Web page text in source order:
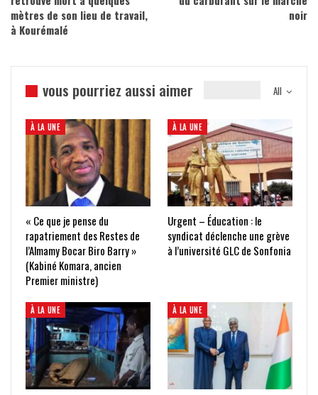
mètres de son lieu de travail,
à Kourémalé
noir
All
vous pourriez aussi aimer
À LA UNE
« Ce que je pense du
rapatriement des Restes de
l’Almamy Bocar Biro Barry »
(Kabiné Komara, ancien
Premier ministre)
À LA UNE
Urgent – Éducation : le
syndicat déclenche une grève
à l’université GLC de Sonfonia
À LA UNE À LA UNE